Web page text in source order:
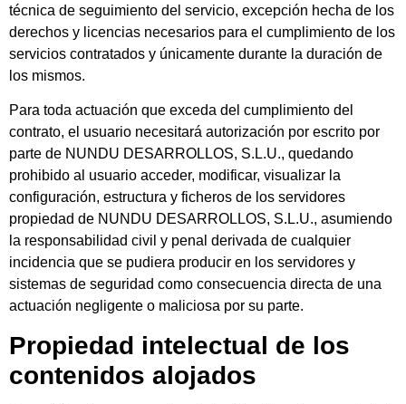
técnica de seguimiento del servicio, excepción hecha de los
derechos y licencias necesarios para el cumplimiento de los
servicios contratados y únicamente durante la duración de
los mismos.
Para toda actuación que exceda del cumplimiento del
contrato, el usuario necesitará autorización por escrito por
parte de NUNDU DESARROLLOS, S.L.U., quedando
prohibido al usuario acceder, modificar, visualizar la
configuración, estructura y ficheros de los servidores
propiedad de NUNDU DESARROLLOS, S.L.U., asumiendo
la responsabilidad civil y penal derivada de cualquier
incidencia que se pudiera producir en los servidores y
sistemas de seguridad como consecuencia directa de una
actuación negligente o maliciosa por su parte.
Propiedad intelectual de los
contenidos alojados